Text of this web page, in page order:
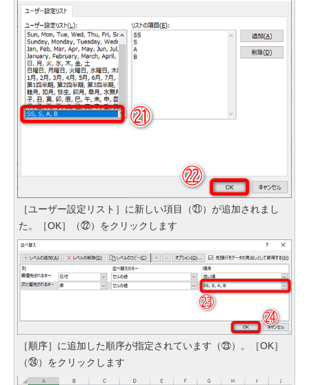
［ユーザー設定リスト］に新しい項目（㉑）が追加されまし
た。［OK］（㉒）をクリックします
［順序］に追加した順序が指定されています（㉓）。［OK］
（㉔）をクリックします